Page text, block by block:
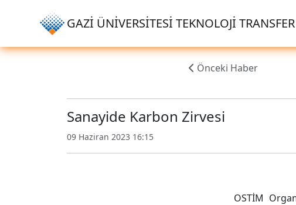
GAZİ ÜNİVERSİTESİ TEKNOLOJİ
Önceki Haber
Sanayide Karbon Zirvesi
09 Haziran 2023 16:15
OSTİM